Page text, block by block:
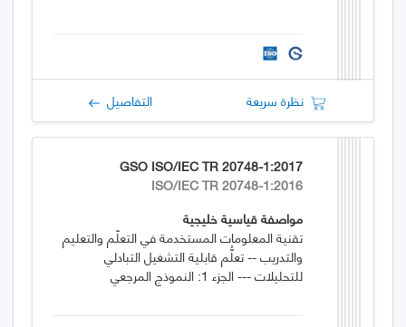
نظرة سريعة التفاصيل
GSO ISO/IEC TR 20748-1:2017
ISO/IEC TR 20748-1:2016
مواصفة قياسية خليجية
تقنية المعلومات المستخدمة في التعلّم والتعليم
والتدريب -- تعلُّم قابلية التشغيل التبادلي
للتحليلات --- الجزء 1: النموذج المرجعي